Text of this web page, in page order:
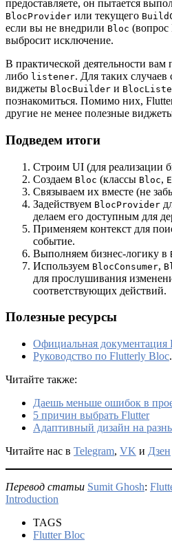
предоставляете, он пытается
BlocProvider или текущего
если вы не внедрили Bloc
выбросит исключение.
В практической деятельности вам
либо listener. Для таких
виджеты BlocBuilder и
познакомиться. Помимо них,
другие не менее полезные
Подведем итоги
Строим UI (для реализации
Создаем Bloc (классы Bloc,
Связываем их вместе (не
Задействуем BlocProvider
делаем его доступным для
Применяем контекст для
событие.
Выполняем бизнес-логику в
Используем BlocConsumer,
для прослушивания
соответствующих действий.
Полезные ресурсы
Официальная документация
Руководство по Flutterly Bloc.
Читайте также:
Даешь меньше ошибок в
5 причин выбрать Flutter
Адаптивный дизайн на
Читайте нас в Telegram, VK и Дзен
Перевод статьи Sumit Ghosh:
Introduction
TAGS
Flutter Bloc